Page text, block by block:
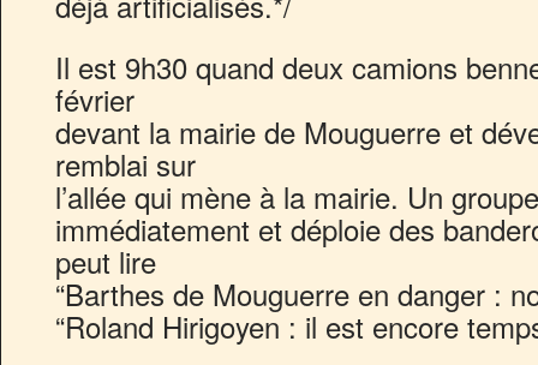
Il est 9h30 quand deux camions
février
devant la mairie de Mouguerre et
remblai sur
l’allée qui mène à la mairie. Un
immédiatement et déploie des
peut lire
“Barthes de Mouguerre en danger :
“Roland Hirigoyen : il est encore